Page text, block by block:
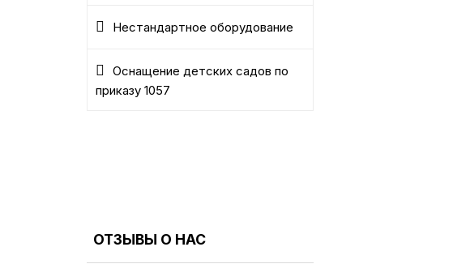
Нестандартное оборудование
Оснащение детских садов по
приказу 1057
ОТЗЫВЫ О НАС